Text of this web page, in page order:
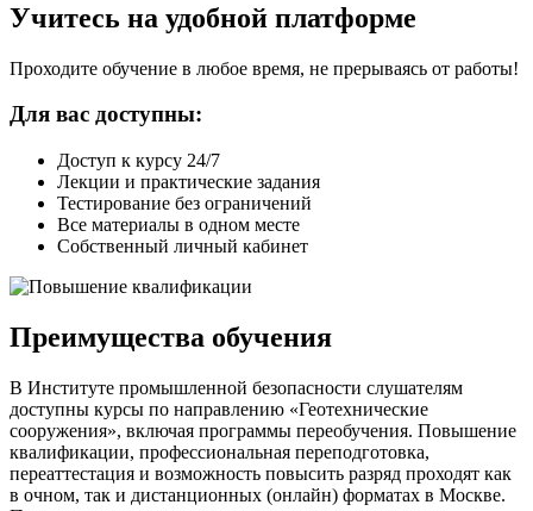
Учитесь на удобной платформе
Проходите обучение в любое время, не прерываясь от работы!
Для вас доступны:
Доступ к курсу 24/7
Лекции и практические задания
Тестирование без ограничений
Все материалы в одном месте
Собственный личный кабинет
Преимущества обучения
В Институте промышленной безопасности слушателям
доступны курсы по направлению «Геотехнические
сооружения», включая программы переобучения. Повышение
квалификации, профессиональная переподготовка,
переаттестация и возможность повысить разряд проходят как
в очном, так и дистанционных (онлайн) форматах в Москве.